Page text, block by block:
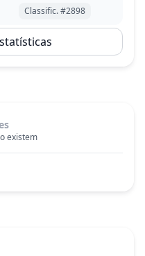
Classific. #2898
existem